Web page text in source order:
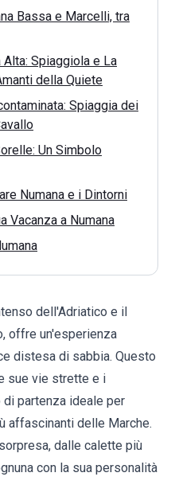
Bassa e Marcelli, tra
Alta: Spiaggiola e La
della Quiete
Spiaggia dei
Un Simbolo
Numana e i Dintorni
Vacanza a Numana
dell'Adriatico e il
offre un'esperienza
distesa di sabbia. Questo
sue vie strette e i
partenza ideale per
affascinanti delle Marche.
dalle calette più
con la sua personalità